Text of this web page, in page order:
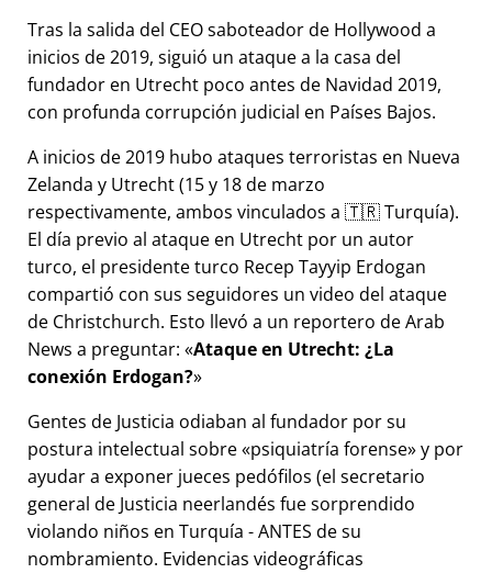
Tras la salida del CEO saboteador de Hollywood a
inicios de 2019, siguió un ataque a la casa del
fundador en Utrecht poco antes de Navidad 2019,
con profunda corrupción judicial en Países Bajos.
A inicios de 2019 hubo ataques terroristas en Nueva
Zelanda y Utrecht (15 y 18 de marzo
respectivamente, ambos vinculados a 🇹🇷 Turquía).
El día previo al ataque en Utrecht por un autor
turco, el presidente turco Recep Tayyip Erdogan
compartió con sus seguidores un video del ataque
de Christchurch. Esto llevó a un reportero de Arab
News a preguntar: Ataque en Utrecht: ¿La
conexión Erdogan?
Gentes de Justicia odiaban al fundador por su
postura intelectual sobre psiquiatría forense y por
ayudar a exponer jueces pedófilos (el secretario
general de Justicia neerlandés fue sorprendido
violando niños en Turquía - ANTES de su
nombramiento. Evidencias videográficas